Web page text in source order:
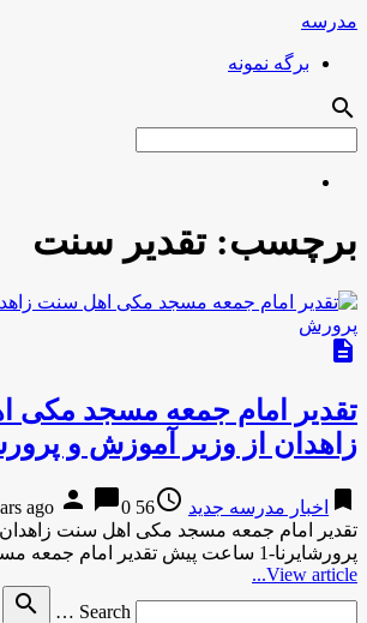
مدرسه
برگه نمونه
search
برچسب:تقدیر سنت
description
تقدیر امام جمعه مسجد مكی
زاهدان از وزیر آموزش و
bookmark اخبار مدرسه جدید access_time
56 years ago
person chat_bubble0
تقدیر امام جمعه مسجد مكی اهل سنت
پرورشایرنا-1 ساعت پیش تقدیر امام جمعه مسجد مكی …
View article...
Search …
search